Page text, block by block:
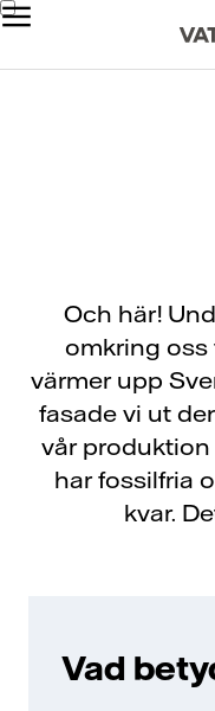
Och här!
omkring oss
värmer upp
fasade vi ut
vår produktion
har fossilfria
kvar.
Vad